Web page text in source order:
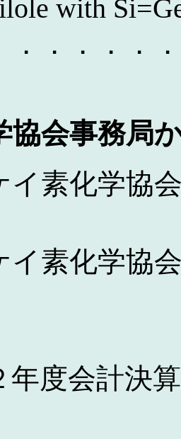
Si=Ge
．．．．
協会事務局
イ素化学協
イ素化学協
年度会計決